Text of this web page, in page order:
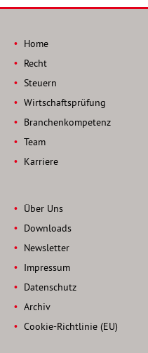
Home
Recht
Steuern
Wirtschaftsprüfung
Branchenkompetenz
Team
Karriere
Über Uns
Downloads
Newsletter
Impressum
Datenschutz
Archiv
Cookie-Richtlinie (EU)